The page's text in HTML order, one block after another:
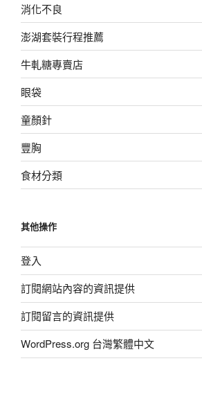
消化不良
澎湖套裝行程推薦
牛軋糖專賣店
眼袋
童顏針
豐胸
食材分類
其他操作
登入
訂閱網站內容的資訊提供
訂閱留言的資訊提供
WordPress.org 台灣繁體中文